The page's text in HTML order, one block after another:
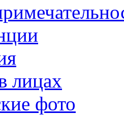
лицах
фото